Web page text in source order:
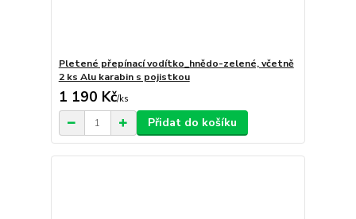
Pletené přepínací vodítko_hnědo-zelené, včetně
2 ks Alu karabin s pojistkou
1 190 Kč/ks
Přidat do košíku